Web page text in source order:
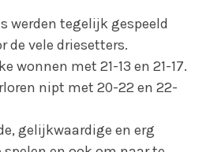
werden tegelijk gespeeld
de vele driesetters.
wonnen met 21-13 en 21-17.
nipt met 20-22 en 22-
gelijkwaardige en erg